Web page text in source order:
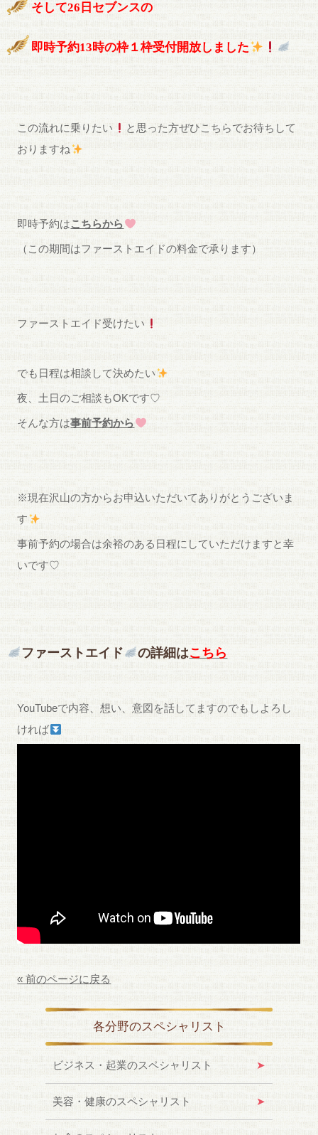
そして26日セブンスの
即時予約13時の枠１枠受付開放しました
この流れに乗りたい
と思った方ぜひこちらでお待ちして
おりますね
即時予約はこちらから
（この期間はファーストエイドの料金で承ります）
ファーストエイド受けたい
でも日程は相談して決めたい
夜、土日のご相談もOKです♡
そんな方は事前予約から
※現在沢山の方からお申込いただいてありがとうございま
す
事前予約の場合は余裕のある日程にしていただけますと幸
いです♡
ファーストエイド の詳細はこちら
YouTubeで内容、想い、意図を話してますのでもしよろし
ければ
« 前のページに戻る
各分野のスペシャリスト
ビジネス・起業のスペシャリスト
美容・健康のスペシャリスト